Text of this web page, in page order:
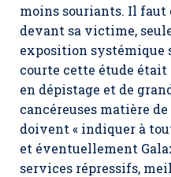
moins souriants. Il
devant sa victime,
exposition systémique
courte cette étude était
en dépistage et de
cancéreuses matière
doivent « indiquer à
et éventuellement
services répressifs,